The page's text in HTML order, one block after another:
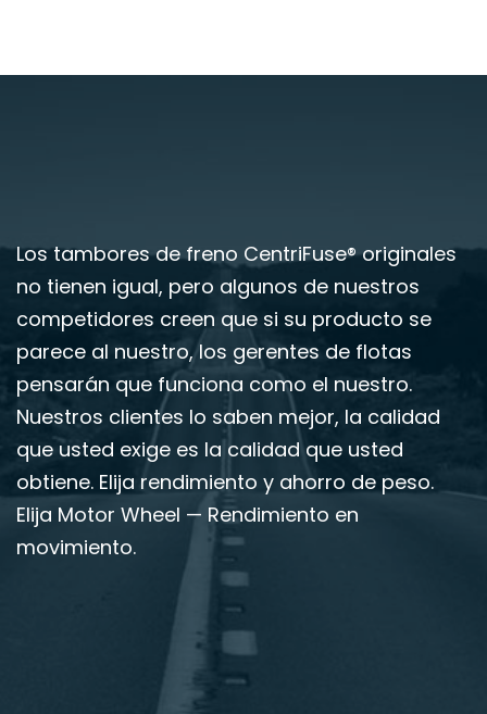
Los tambores de freno CentriFuse® originales
no tienen igual, pero algunos de nuestros
competidores creen que si su producto se
parece al nuestro, los gerentes de flotas
pensarán que funciona como el nuestro.
Nuestros clientes lo saben mejor, la calidad
que usted exige es la calidad que usted
obtiene. Elija rendimiento y ahorro de peso.
Elija Motor Wheel — Rendimiento en
movimiento.